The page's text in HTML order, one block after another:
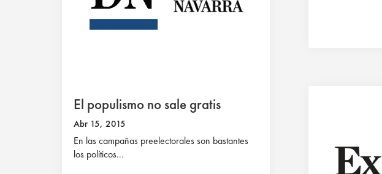
El populismo no sale gratis
Abr 15, 2015
En las campañas preelectorales son bastantes
los políticos...